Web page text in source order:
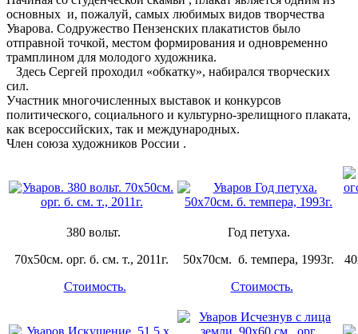
основных и, пожалуй, самых любимых видов творчества
Уварова. Содружество Пензенских плакатистов было
отправной точкой, местом формирования и одновременно
трамплином для молодого художника.
Здесь Сергей проходил «обкатку», набирался творческих
сил.
Участник многочисленных выставок и конкурсов
политического, социального и культурно-зрелищного плаката,
как всероссийских, так и международных.
Член союза художников России .
380 вольт.
70х50см. орг. б. см. т., 2011г.
Стоимость.
Год петуха.
50х70см. б. темпера, 1993г.
Стоимость.